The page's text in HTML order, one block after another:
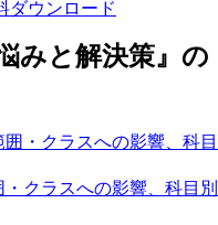
みと解決策』の
クラスへの影響、科目別